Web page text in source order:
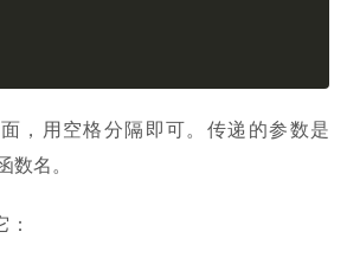
，用空格分隔即可。传递的参数是
数名。